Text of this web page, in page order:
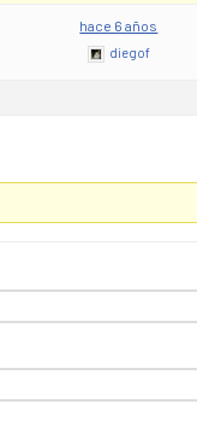
hace 6 años
diegof